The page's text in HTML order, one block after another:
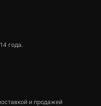
года.
и продажей